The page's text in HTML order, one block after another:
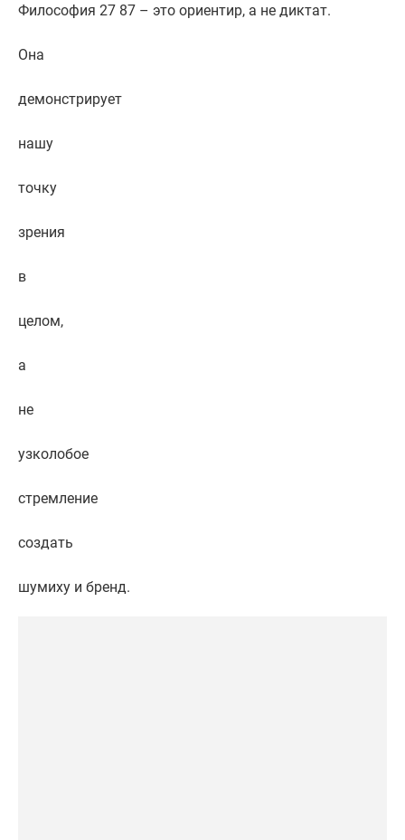
Философия 27 87 – это ориентир, а не диктат.
Она
демонстрирует
нашу
точку
зрения
в
целом,
а
не
узколобое
стремление
создать
шумиху и бренд.